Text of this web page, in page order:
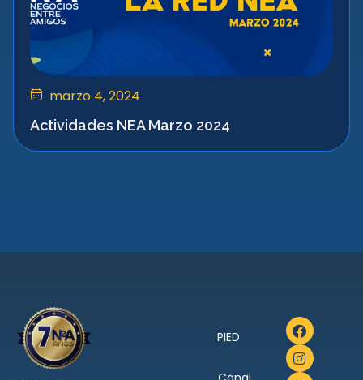
marzo 4, 2024
Actividades NEA Marzo 2024
PIED